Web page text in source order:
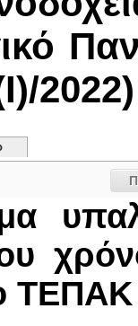
2022)
ΤΕΠΑΚ